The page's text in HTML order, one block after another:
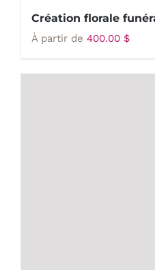
Création florale
À partir de 400.00 $